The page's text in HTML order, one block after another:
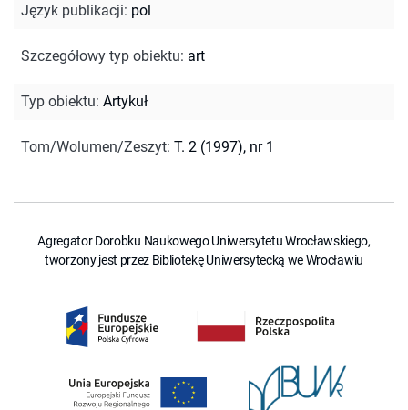
Język publikacji: pol
Szczegółowy typ obiektu: art
Typ obiektu: Artykuł
Tom/Wolumen/Zeszyt: T. 2 (1997), nr 1
Agregator Dorobku Naukowego Uniwersytetu Wrocławskiego,
tworzony jest przez Bibliotekę Uniwersytecką we Wrocławiu